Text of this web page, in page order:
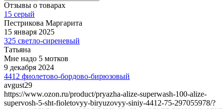
Отзывы о товарах
15 серый
Пестрикова Маргарита
15 января 2025
325 светло-сиреневый
Татьяна
Мне надо 5 мотков
9 декабря 2024
4412 фиолетово-бордово-бирюзовый
avgust29
https://www.ozon.ru/product/pryazha-alize-superwash-100-alize-
supervosh-5-sht-fioletovyy-biryuzovyy-siniy-4412-75-297055978/?